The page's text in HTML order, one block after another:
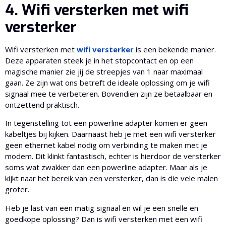
4. Wifi versterken met wifi
versterker
Wifi versterken met wifi versterker is een bekende manier.
Deze apparaten steek je in het stopcontact en op een
magische manier zie jij de streepjes van 1 naar maximaal
gaan. Ze zijn wat ons betreft de ideale oplossing om je wifi
signaal mee te verbeteren. Bovendien zijn ze betaalbaar en
ontzettend praktisch.
In tegenstelling tot een powerline adapter komen er geen
kabeltjes bij kijken. Daarnaast heb je met een wifi versterker
geen ethernet kabel nodig om verbinding te maken met je
modem. Dit klinkt fantastisch, echter is hierdoor de versterker
soms wat zwakker dan een powerline adapter. Maar als je
kijkt naar het bereik van een versterker, dan is die vele malen
groter.
Heb je last van een matig signaal en wil je een snelle en
goedkope oplossing? Dan is wifi versterken met een wifi